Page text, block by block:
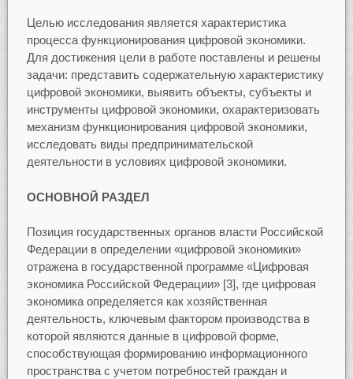
Целью исследования является характеристика
процесса функционирования цифровой экономики.
Для достижения цели в работе поставлены и решены
задачи: представить содержательную характеристику
цифровой экономики, выявить объекты, субъекты и
инструменты цифровой экономики, охарактеризовать
механизм функционирования цифровой экономики,
исследовать виды предпринимательской
деятельности в условиях цифровой экономики.
ОСНОВНОЙ РАЗДЕЛ
Позиция государственных органов власти Российской
Федерации в определении «цифровой экономики»
отражена в государственной программе «Цифровая
экономика Российской Федерации» [3], где цифровая
экономика определяется как хозяйственная
деятельность, ключевым фактором производства в
которой являются данные в цифровой форме,
способствующая формированию информационного
пространства с учетом потребностей граждан и